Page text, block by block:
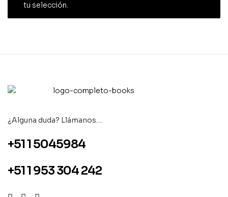
tu selección.
¿Alguna duda? Llámanos…
+51 1 5045984
+51 1 953 304 242